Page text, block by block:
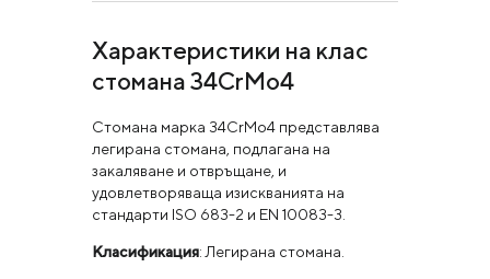
Характеристики на клас
стомана 34CrMo4
Стомана марка 34CrMo4 представлява
легирана стомана, подлагана на
закаляване и отвръщане, и
удовлетворяваща изискванията на
стандарти ISO 683-2 и EN 10083-3.
Класификация: Легирана стомана.